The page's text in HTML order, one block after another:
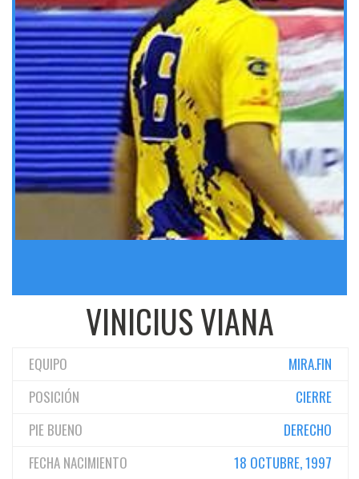
VINICIUS VIANA
EQUIPO
MIRA.FIN
POSICIÓN
CIERRE
PIE BUENO
DERECHO
FECHA NACIMIENTO
18 OCTUBRE, 1997